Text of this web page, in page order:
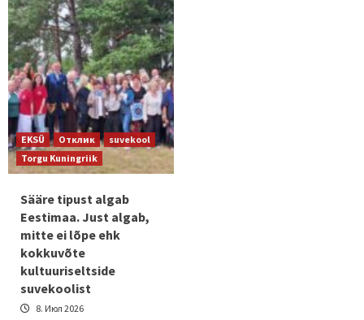
EKSÜ Отклик
suvekool
Torgu Kuningriik
Sääre tipust algab
Eestimaa. Just algab,
mitte ei lõpe ehk
kokkuvõte
kultuuriseltside
suvekoolist
8. Июл 2026